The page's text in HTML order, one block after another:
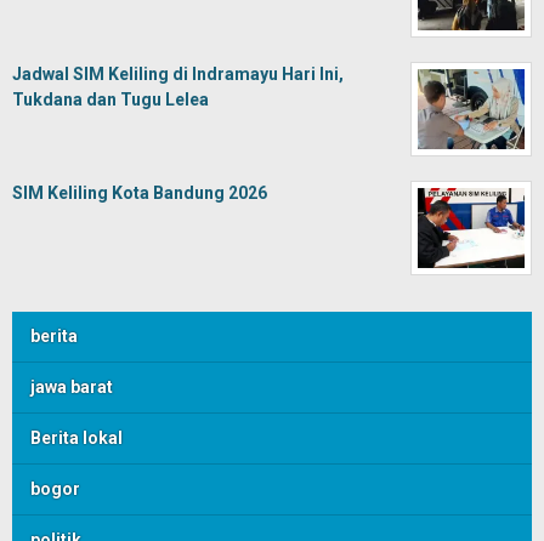
Jadwal SIM Keliling di Indramayu Hari Ini,
Tukdana dan Tugu Lelea
SIM Keliling Kota Bandung 2026
berita
jawa barat
Berita lokal
bogor